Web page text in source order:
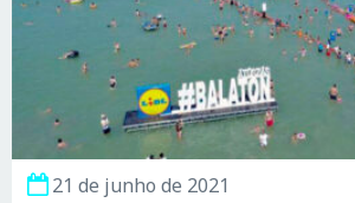
21 de junho de 2021